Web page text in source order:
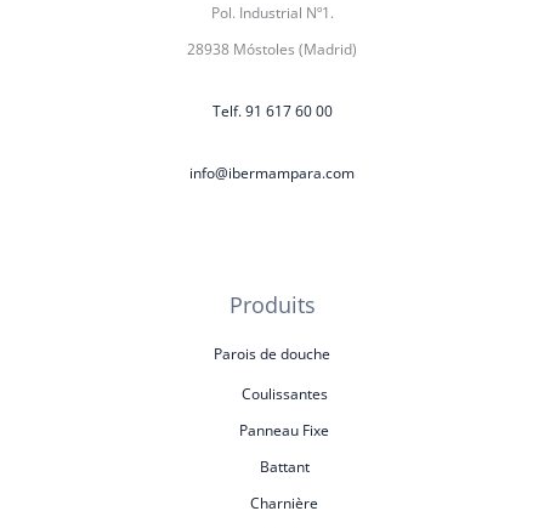
Pol. Industrial Nº1.
28938 Móstoles (Madrid)
Telf. 91 617 60 00
info@ibermampara.com
Produits
Parois de douche
Coulissantes
Panneau Fixe
Battant
Charnière